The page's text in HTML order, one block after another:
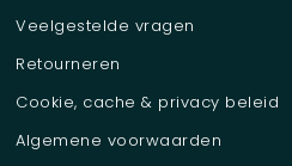
Veelgestelde vragen
Retourneren
Cookie, cache & privacy beleid
Algemene voorwaarden